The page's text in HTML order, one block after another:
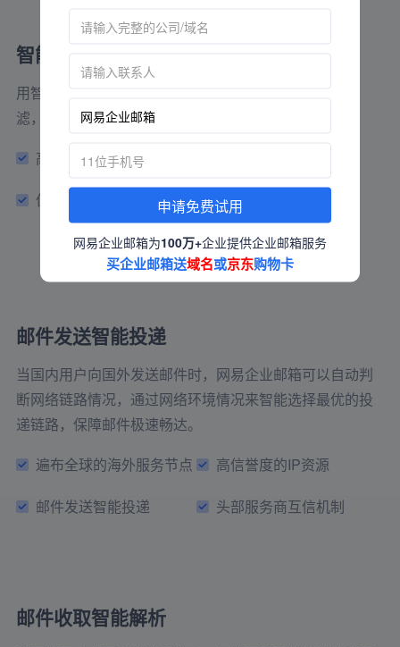
智能过滤垃圾邮件
用智能化算法驱动反垃圾性能的提升，垃圾邮件智能过
滤，全程无需用户参与。
高性能反垃圾引擎
伪造邮件自动提醒 垃圾邮件智能过滤
邮件发送智能投递
当国内用户向国外发送邮件时，网易企业邮箱可以自动判
断网络链路情况，通过网络环境情况来智能选择最优的投
递链路，保障邮件极速畅达。
遍布全球的海外服务节点
高信誉度的IP资源
邮件发送智能投递 头部服务商互信机制
邮件收取智能解析
申请免费试用
网易企业邮箱为100万+企业提供企业邮箱服务
买企业邮箱送域名或京东购物卡